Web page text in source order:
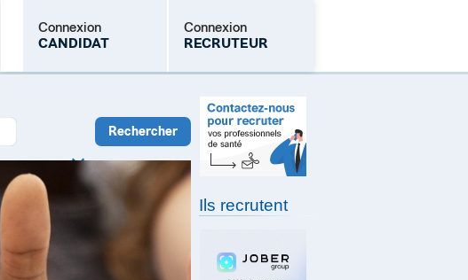
Connexion
CANDIDAT
Connexion
RECRUTEUR
Mot de passe oublié
Ils recrutent